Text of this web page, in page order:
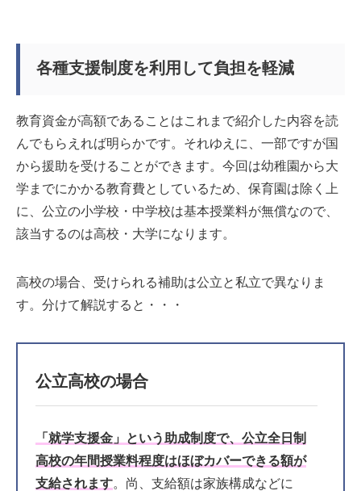
各種支援制度を利用して負担を軽減
教育資金が高額であることはこれまで紹介した内容を読
んでもらえれば明らかです。それゆえに、一部ですが国
から援助を受けることができます。今回は幼稚園から大
学までにかかる教育費としているため、保育園は除く上
に、公立の小学校・中学校は基本授業料が無償なので、
該当するのは高校・大学になります。
高校の場合、受けられる補助は公立と私立で異なりま
す。分けて解説すると・・・
公立高校の場合
「就学支援金」という助成制度で、公立全日制
高校の年間授業料程度はほぼカバーできる額が
支給されます。尚、支給額は家族構成などに